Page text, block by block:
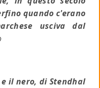
quando c'erano
usciva dal
il nero, di Stendhal